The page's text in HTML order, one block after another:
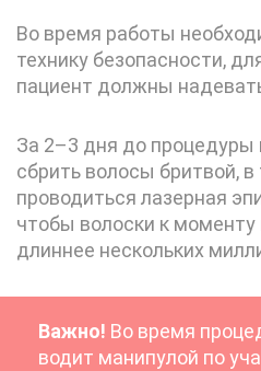
Во время работы
технику безопасности,
пациент должны
За 2–3 дня до процедуры
сбрить волосы бритвой, в
проводиться лазерная
чтобы волоски к
длиннее нескольких
Важно! Во время
водит манипулой по